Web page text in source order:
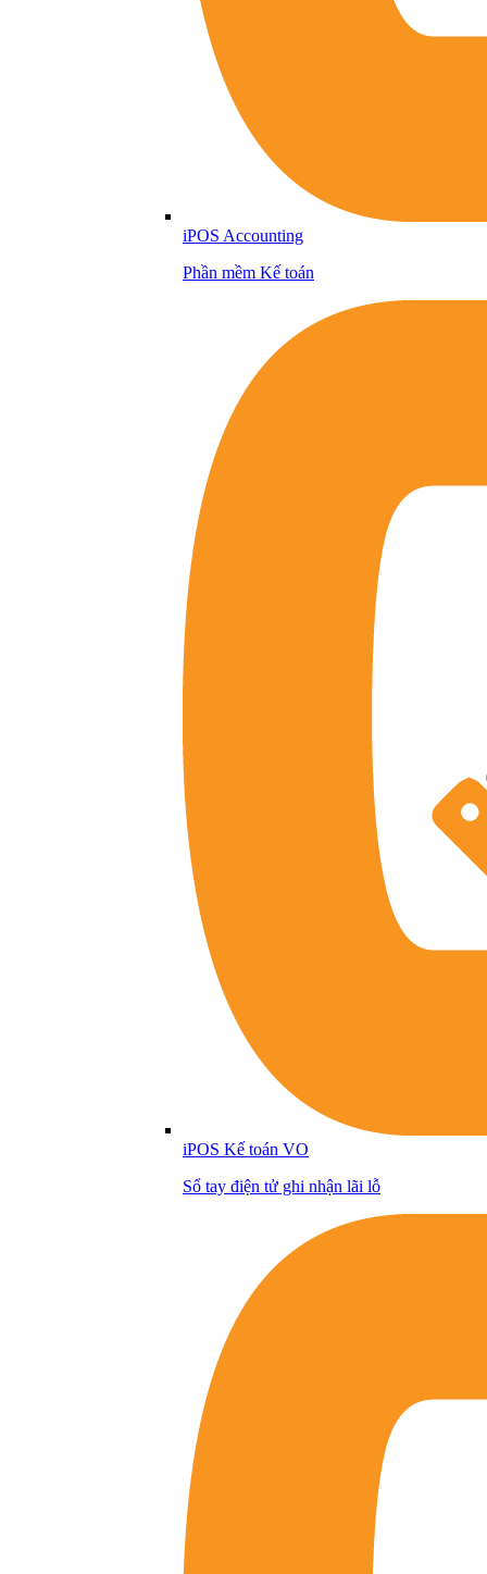
iPOS Accounting
Phần mềm Kế toán
iPOS Kế toán VO
Sổ tay điện tử ghi nhận lãi lỗ